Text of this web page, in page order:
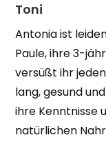
Toni
Antonia ist
Paule, ihre 3-
versüßt ihr
lang, gesund
ihre Kenntnisse
natürlichen